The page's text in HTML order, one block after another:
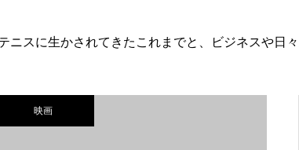
カツカレーとか、紫カントリー
ニスに生かされてきたこれまでと、ビジネスや日々
映画